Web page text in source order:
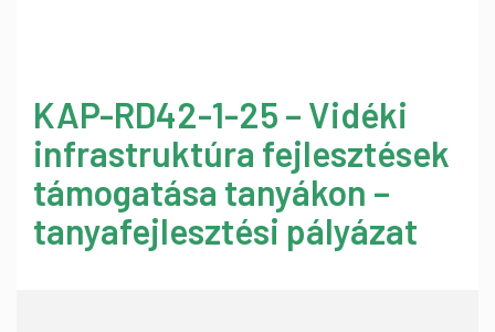
KAP-RD42-1-25 – Vidéki
infrastruktúra fejlesztések
támogatása tanyákon –
tanyafejlesztési pályázat